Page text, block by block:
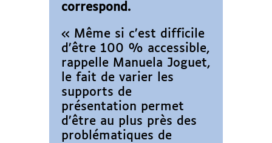
correspond.
« Même si c’est difficile
d’être 100 % accessible,
rappelle Manuela Joguet,
le fait de varier les
supports de
présentation permet
d’être au plus près des
problématiques de